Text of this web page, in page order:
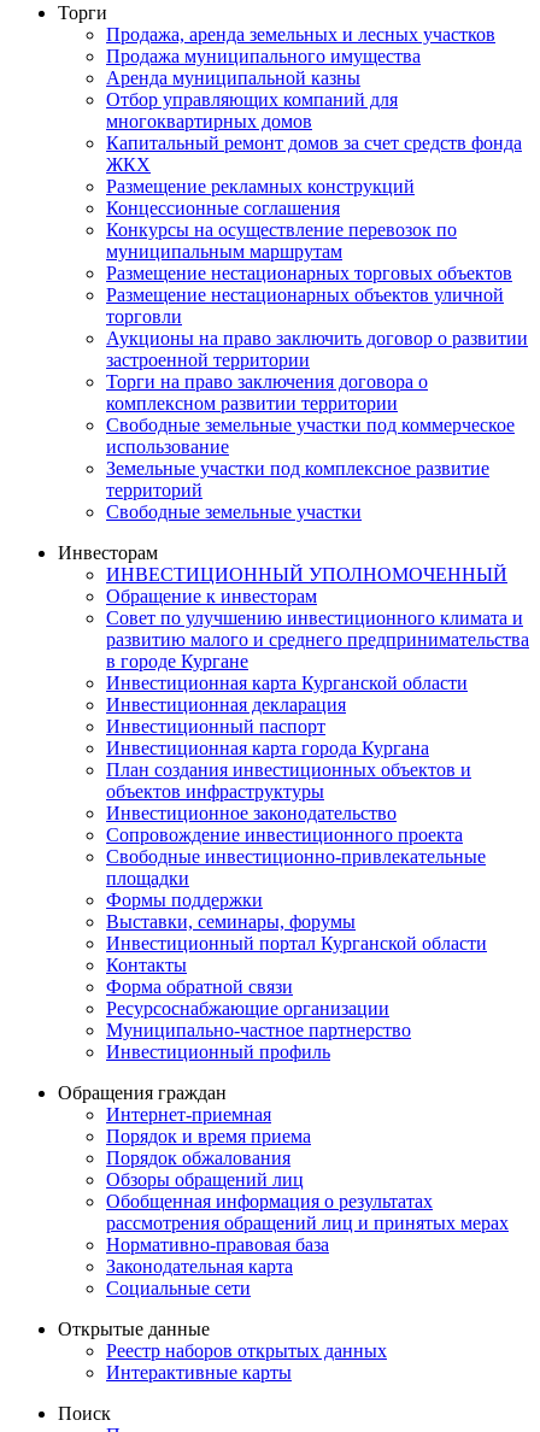
Торги
Продажа, аренда земельных и лесных участков
Продажа муниципального имущества
Аренда муниципальной казны
Отбор управляющих компаний для
многоквартирных домов
Капитальный ремонт домов за счет средств фонда
ЖКХ
Размещение рекламных конструкций
Концессионные соглашения
Конкурсы на осуществление перевозок по
муниципальным маршрутам
Размещение нестационарных торговых объектов
Размещение нестационарных объектов уличной
торговли
Аукционы на право заключить договор о развитии
застроенной территории
Торги на право заключения договора о
комплексном развитии территории
Свободные земельные участки под коммерческое
использование
Земельные участки под комплексное развитие
территорий
Свободные земельные участки
Инвесторам
ИНВЕСТИЦИОННЫЙ УПОЛНОМОЧЕННЫЙ
Обращение к инвесторам
Совет по улучшению инвестиционного климата и
развитию малого и среднего предпринимательства
в городе Кургане
Инвестиционная карта Курганской области
Инвестиционная декларация
Инвестиционный паспорт
Инвестиционная карта города Кургана
План создания инвестиционных объектов и
объектов инфраструктуры
Инвестиционное законодательство
Сопровождение инвестиционного проекта
Свободные инвестиционно-привлекательные
площадки
Формы поддержки
Выставки, семинары, форумы
Инвестиционный портал Курганской области
Контакты
Форма обратной связи
Ресурсоснабжающие организации
Муниципально-частное партнерство
Инвестиционный профиль
Обращения граждан
Интернет-приемная
Порядок и время приема
Порядок обжалования
Обзоры обращений лиц
Обобщенная информация о результатах
рассмотрения обращений лиц и принятых мерах
Нормативно-правовая база
Законодательная карта
Социальные сети
Открытые данные
Реестр наборов открытых данных
Интерактивные карты
Поиск